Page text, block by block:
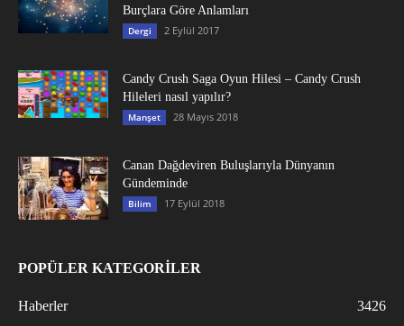
Burçlara Göre Anlamları
Dergi 2 Eylül 2017
Candy Crush Saga Oyun Hilesi – Candy Crush
Hileleri nasıl yapılır?
Manşet 28 Mayıs 2018
Canan Dağdeviren Buluşlarıyla Dünyanın
Gündeminde
Bilim 17 Eylül 2018
POPÜLER KATEGORİLER
Haberler
3426